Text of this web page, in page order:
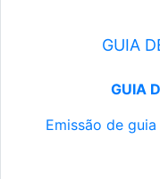
GUIA
GUIA
Emissão de